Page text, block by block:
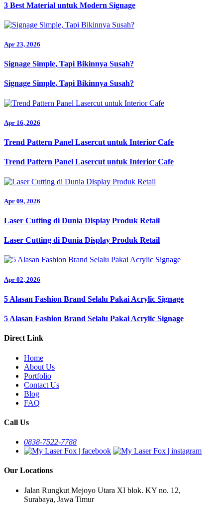
3 Best Material untuk Modern Signage
Apr 23, 2026
Signage Simple, Tapi Bikinnya Susah?
Signage Simple, Tapi Bikinnya Susah?
Apr 16, 2026
Trend Pattern Panel Lasercut untuk Interior Cafe
Trend Pattern Panel Lasercut untuk Interior Cafe
Apr 09, 2026
Laser Cutting di Dunia Display Produk Retail
Laser Cutting di Dunia Display Produk Retail
Apr 02, 2026
5 Alasan Fashion Brand Selalu Pakai Acrylic Signage
5 Alasan Fashion Brand Selalu Pakai Acrylic Signage
Direct Link
Home
About Us
Portfolio
Contact Us
Blog
FAQ
Call Us
0838-7522-7788
Our Locations
Jalan Rungkut Mejoyo Utara XI blok. KY no. 12,
Surabaya, Jawa Timur